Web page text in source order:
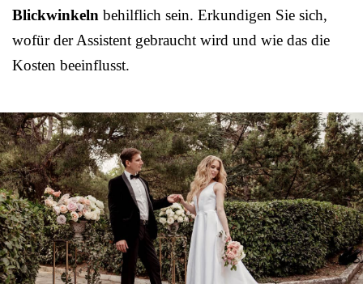
Blickwinkeln behilflich sein. Erkundigen Sie sich,
wofür der Assistent gebraucht wird und wie das die
Kosten beeinflusst.